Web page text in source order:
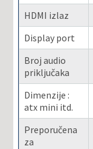
HDMI izlaz
Display port
Broj audio
priključaka
Dimenzije :
atx mini itd.
Preporučena
za